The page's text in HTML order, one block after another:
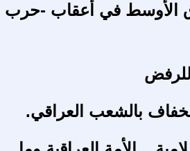
الأوسط في أعقاب -حرب
بالشعب العراقي.